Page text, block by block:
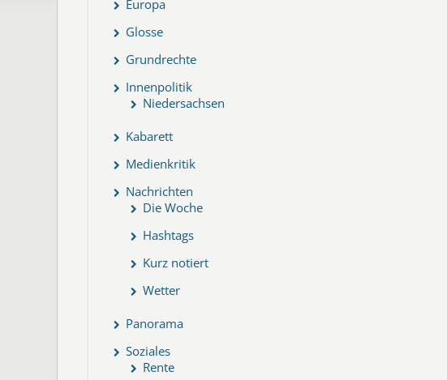
Europa
Glosse
Grundrechte
Innenpolitik
Niedersachsen
Kabarett
Medienkritik
Nachrichten
Die Woche
Hashtags
Kurz notiert
Wetter
Panorama
Soziales
Rente